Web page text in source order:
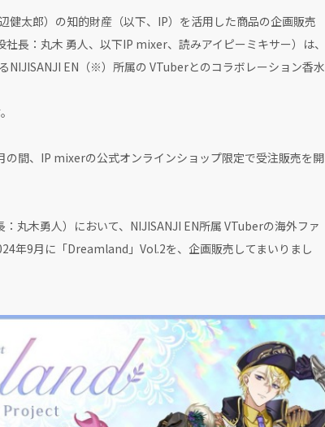
太郎）の知的財産（以下、IP）を活用した商品の企画販売
長：丸木 勇人、以下IP mixer、読みアイピーミキサー）は、
NIJISANJI EN（※）所属の VTuberとのコラボレーション香水
間、IP mixerの公式オンラインショップ限定で受注販売を開
丸木勇人）において、NIJISANJI EN所属 VTuberの海外ファ
年9月に「Dreamland」Vol.2を、企画販売してまいりまし